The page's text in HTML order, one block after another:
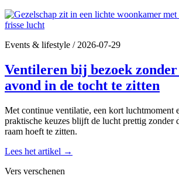
Events & lifestyle /2026-07-29
Ventileren bij bezoek zonder
avond in de tocht te zitten
Met continue ventilatie, een kort luchtmoment
praktische keuzes blijft de lucht prettig zonder
raam hoeft te zitten.
Lees het artikel →
Vers verschenen